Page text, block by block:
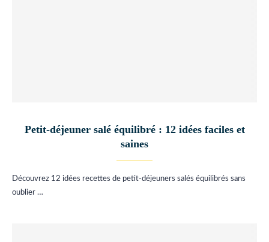
Petit-déjeuner salé équilibré : 12 idées faciles et
saines
Découvrez 12 idées recettes de petit-déjeuners salés équilibrés sans
oublier …